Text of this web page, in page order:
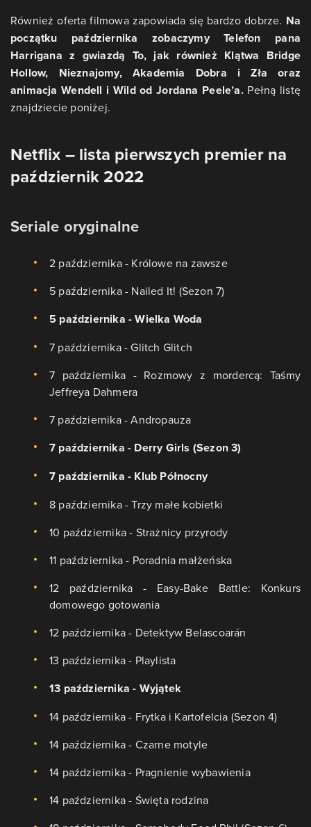
Również oferta filmowa zapowiada się bardzo dobrze. Na
początku października zobaczymy Telefon pana
Harrigana z gwiazdą To, jak również Klątwa Bridge
Hollow, Nieznajomy, Akademia Dobra i Zła oraz
animacja Wendell i Wild od Jordana Peele’a.Pełną listę
znajdziecie poniżej.
Netflix – lista pierwszych premier na
październik 2022
Seriale oryginalne
2 października - Królowe na zawsze
5 października - Nailed It! (Sezon 7)
5 października - Wielka Woda
7 października - Glitch Glitch
7 października - Rozmowy z mordercą: Taśmy
Jeffreya Dahmera
7 października - Andropauza
7 października - Derry Girls (Sezon 3)
7 października - Klub Północny
8 października - Trzy małe kobietki
10 października - Strażnicy przyrody
11 października - Poradnia małżeńska
12 października - Easy-Bake Battle: Konkurs
domowego gotowania
12 października - Detektyw Belascoarán
13 października - Playlista
13 października - Wyjątek
14 października - Frytka i Kartofelcia (Sezon 4)
14 października - Czarne motyle
14 października - Pragnienie wybawienia
14 października - Święta rodzina